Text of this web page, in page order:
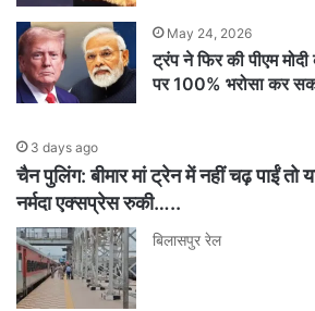
May 24, 2026
ट्रंप ने फिर की पीएम
पर 100% भरोसा कर
3 days ago
चैन पुलिंग: बीमार मां ट्रेन में नहीं चढ़ पाईं तो
नर्मदा एक्सप्रेस रुकी…..
बिलासपुर रेल